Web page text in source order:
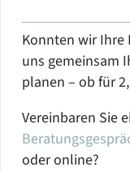
Konnten wir Ihre
uns gemeinsam
planen – ob für
Vereinbaren Sie
oder online?